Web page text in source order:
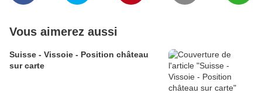
Vous aimerez aussi
Suisse - Vissoie - Position château
sur carte